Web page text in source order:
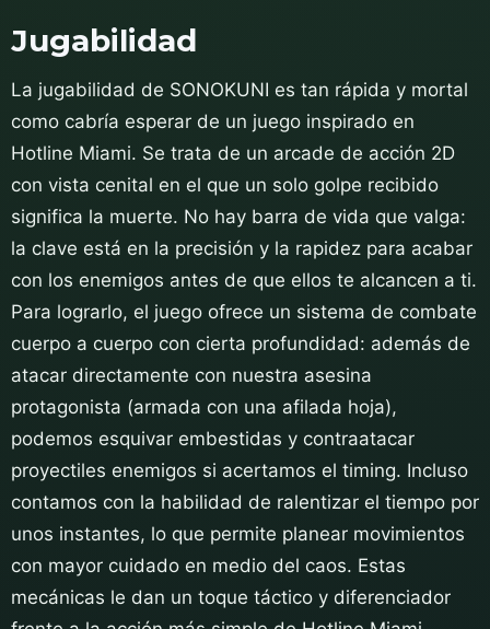
Jugabilidad
La jugabilidad de SONOKUNI es tan rápida y mortal
como cabría esperar de un juego inspirado en
Hotline Miami. Se trata de un arcade de acción 2D
con vista cenital en el que un solo golpe recibido
significa la muerte. No hay barra de vida que valga:
la clave está en la precisión y la rapidez para acabar
con los enemigos antes de que ellos te alcancen a ti.
Para lograrlo, el juego ofrece un sistema de combate
cuerpo a cuerpo con cierta profundidad: además de
atacar directamente con nuestra asesina
protagonista (armada con una afilada hoja),
podemos esquivar embestidas y contraatacar
proyectiles enemigos si acertamos el timing. Incluso
contamos con la habilidad de ralentizar el tiempo por
unos instantes, lo que permite planear movimientos
con mayor cuidado en medio del caos. Estas
mecánicas le dan un toque táctico y diferenciador